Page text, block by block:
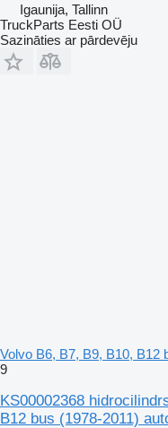
Igaunija, Tallinn
TruckParts Eesti OÜ
Sazināties ar pārdevēju
Volvo B6, B7, B9, B10, B12
9
KS00002368
B12 bus (1978-2011)